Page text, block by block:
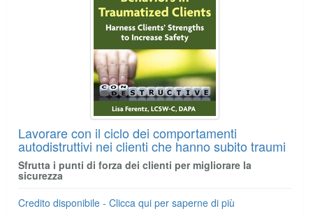
Lavorare con il ciclo dei comportamenti
autodistruttivi nei clienti che hanno subito traumi
Sfrutta i punti di forza dei clienti per migliorare la
sicurezza
Credito disponibile - Clicca qui per saperne di più